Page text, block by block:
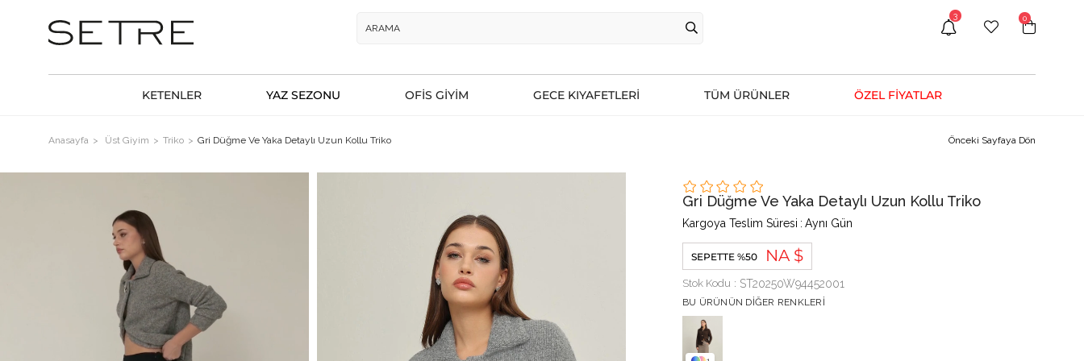
0
3
KETENLER YAZ SEZONU OFİS GİYİM GECE KIYAFETLERİ TÜM ÜRÜNLER ÖZEL FİYATLAR
Anasayfa Üst Giyim Triko Gri Düğme Ve Yaka Detaylı Uzun Kollu Triko Önceki Sayfaya Dön
Gri Düğme Ve Yaka Detaylı Uzun Kollu Triko
Kargoya Teslim Süresi : Aynı Gün
SEPETTE %50 NA $
Stok Kodu ST20250W94452001
BU ÜRÜNÜN DIĞER RENKLERI